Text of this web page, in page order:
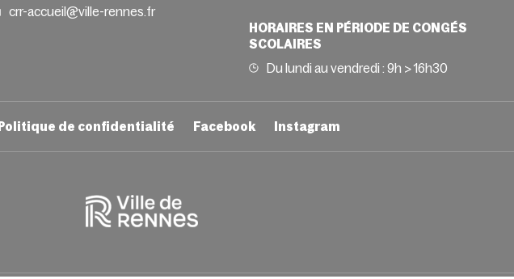
crr-accueil@ville-rennes.fr
HORAIRES EN PÉRIODE DE CONGÉS
SCOLAIRES
Du lundi au vendredi : 9h > 16h30
Politique de confidentialité Facebook Instagram